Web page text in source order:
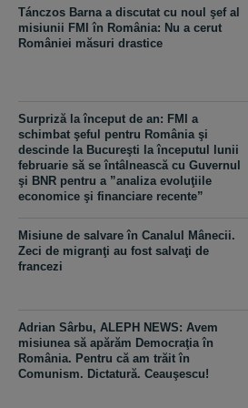
Tánczos Barna a discutat cu noul şef al
misiunii FMI în România: Nu a cerut
României măsuri drastice
Surpriză la început de an: FMI a
schimbat şeful pentru România şi
descinde la Bucureşti la începutul lunii
februarie să se întâlnească cu Guvernul
şi BNR pentru a ”analiza evoluţiile
economice şi financiare recente”
Misiune de salvare în Canalul Mânecii.
Zeci de migranţi au fost salvaţi de
francezi
Adrian Sârbu, ALEPH NEWS: Avem
misiunea să apărăm Democraţia în
România. Pentru că am trăit în
Comunism. Dictatură. Ceauşescu!